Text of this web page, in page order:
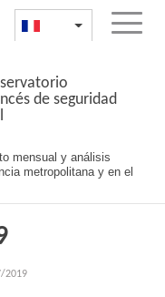
List additional
Menu
de seguridad
mensual y análisis
metropolitana y en el
2019